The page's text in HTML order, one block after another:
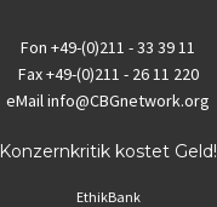
Fon +49-(0)211 - 33 39 11
Fax+49-(0)211 - 26 11 220
eMailinfo@CBGnetwork.org
Konzernkritik kostet Geld!
EthikBank